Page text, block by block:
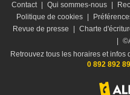
Contact Qui sommes-nous
Politique de cookies
Revue de presse
Charte
Retrouvez tous les horaires et
0 892 892